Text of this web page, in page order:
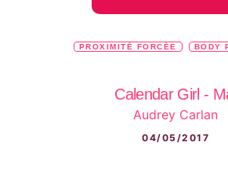
PROXIMITÉ FORCÉE BODY
Calendar Girl -
Audrey Carlan
04/05/2017